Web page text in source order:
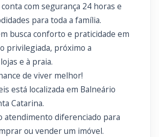
com segurança 24 horas e
para toda a família.
busca conforto e praticidade em
privilegiada, próximo a
e à praia.
de viver melhor!
está localizada em Balneário
Catarina.
atendimento diferenciado para
ou vender um imóvel.